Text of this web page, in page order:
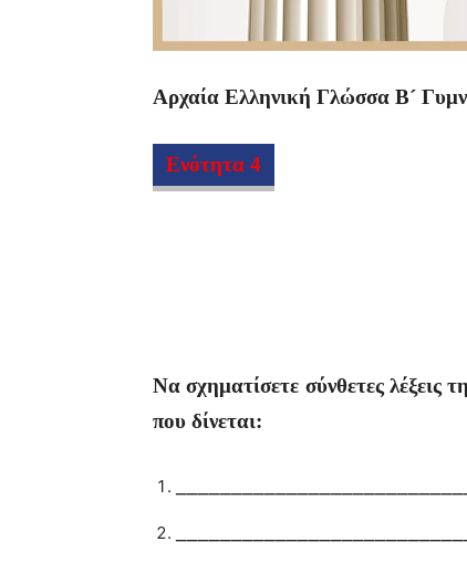
Αρχαία Ελληνική Γλώσσα Β´
Ενότητα 4
Να σχηματίσετε σύνθετες λέξεις
που δίνεται: